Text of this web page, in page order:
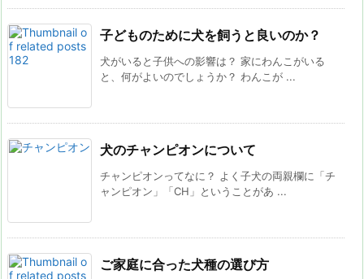
子どものために犬を飼うと良いのか？
犬がいると子供への影響は？ 家にわんこがいる
と、何がよいのでしょうか？ わんこが ...
犬のチャンピオンについて
チャンピオンってなに？ よく子犬の両親欄に「チ
ャンピオン」「CH」ということがあ ...
ご家庭に合った犬種の選び方